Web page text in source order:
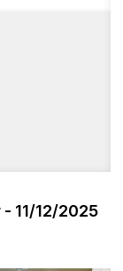
- 11/12/2025